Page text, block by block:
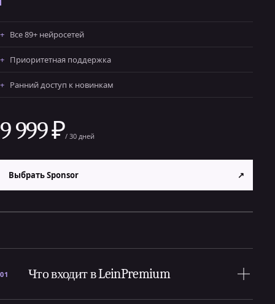
Все 89+ нейросетей
Приоритетная поддержка
Ранний доступ к новинкам
9 999 ₽/ 30 дней
Выбрать Sponsor ↗
01 Что входит в LeinPremium